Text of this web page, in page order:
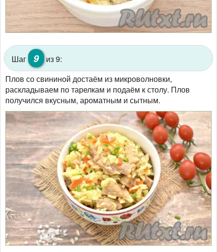
Шаг 9
из 9:
Плов со свининой достаём из микроволновки,
раскладываем по тарелкам и подаём к столу. Плов
получился вкусным, ароматным и сытным.